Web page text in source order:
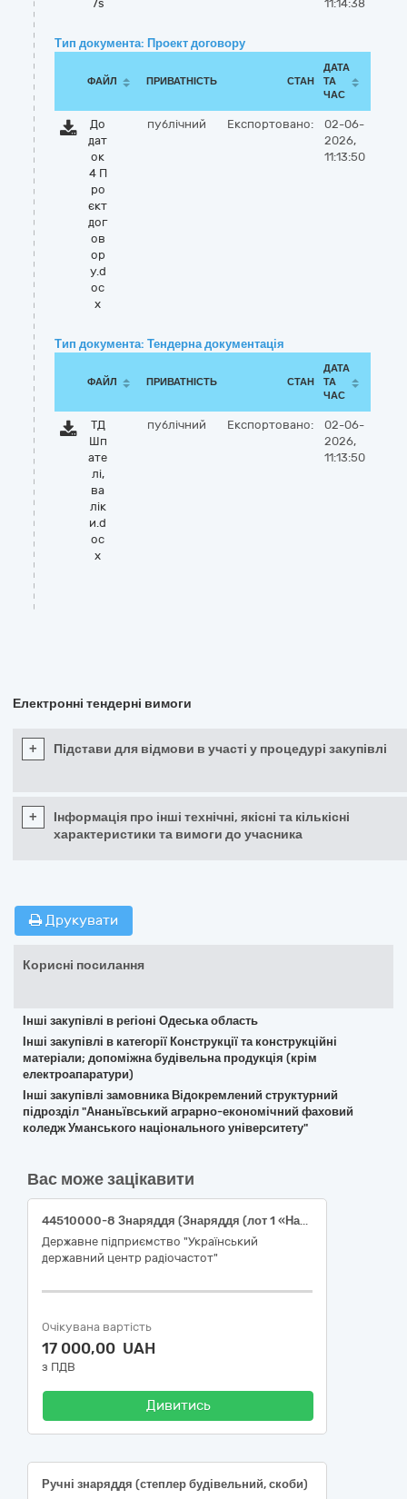
7s 11:14:38
Тип документа: Проект договору
ФАЙЛ ПРИВАТНІСТЬ СТАН
ДАТА
ТА
ЧАС
До
дат
ок
4 П
ро
єкт
дог
ов
ор
у.d
oc
x
публічний Експортовано:
02-06-
2026,
11:13:50
Тип документа: Тендерна документація
ФАЙЛ ПРИВАТНІСТЬ СТАН
ДАТА
ТА
ЧАС
ТД
Шп
ате
лі,
ва
лік
и.d
oc
x
публічний Експортовано:
02-06-
2026,
11:13:50
Електронні тендерні вимоги
+ Підстави для відмови в участі у процедурі закупівлі
+
Інформація про інші технічні, якісні та кількісні
характеристики та вимоги до учасника
Друкувати
Корисні посилання
Інші закупівлі в регіоні Одеська область
Інші закупівлі в категорії Конструкції та конструкційні
матеріали; допоміжна будівельна продукція (крім
електроапаратури)
Інші закупівлі замовника Відокремлений структурний
підрозділ "Ананьївський аграрно-економічний фаховий
коледж Уманського національного університету"
Вас може зацікавити
44510000-8 Знаряддя (Знаряддя (лот 1 «Набір мітчиків та плашок», лот 2 «Викрутка акумуляторна», лот 3 «Полотно пилочне», лот 4 «Набір біт та свердел»))
Державне підприємство "Український
державний центр радіочастот"
Очікувана вартість
17 000,00 UAH
з ПДВ
Дивитись
Ручні знаряддя (степлер будівельний, скоби)